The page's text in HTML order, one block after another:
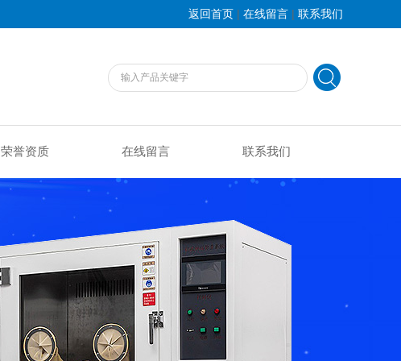
返回首页 | 在线留言 | 联系我们
荣誉资质 在线留言 联系我们